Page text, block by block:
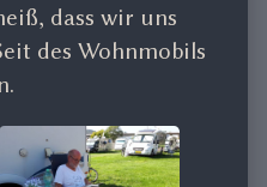
dass wir uns
des Wohnmobils